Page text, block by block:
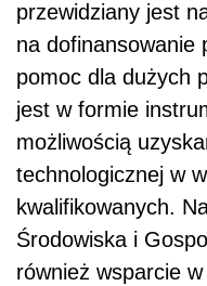
przewidziany jest
na dofinansowanie
pomoc dla dużych
jest w formie
możliwością
technologicznej w
kwalifikowanych.
Środowiska i
również wsparcie